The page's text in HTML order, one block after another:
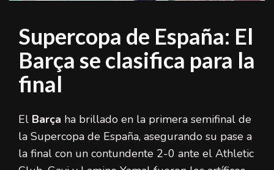
Supercopa de España: El
Barça se clasifica para la
final
El Barça ha brillado en la primera semifinal de
la Supercopa de España, asegurando su pase a
la final con un contundente 2-0 ante el Athletic